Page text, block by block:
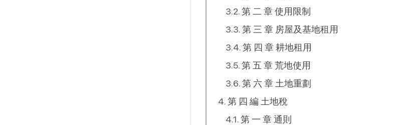
第 二 章 使用限制
第 三 章 房屋及基地租用
第 四 章 耕地租用
第 五 章 荒地使用
第 六 章 土地重劃
第 四 編 土地稅
第 一 章 通則